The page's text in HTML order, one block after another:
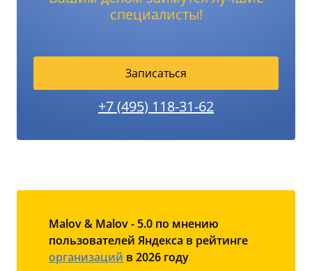
специалисты!
Записаться
+7 (495) 118-31-62
Malov & Malov - 5.0 по мнению
пользователей Яндекса в рейтинге
организаций в 2026 году